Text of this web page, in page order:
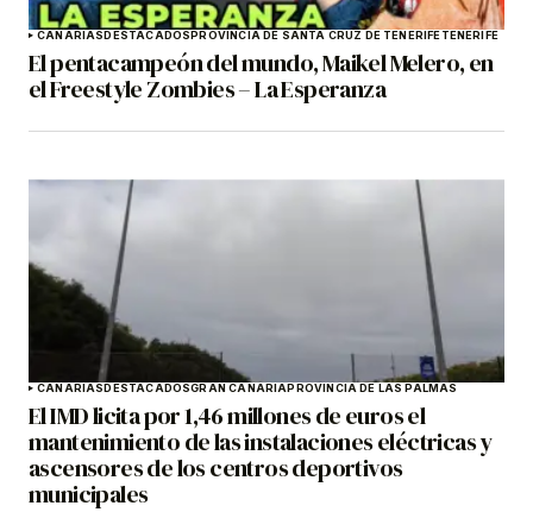
CANARIASDESTACADOSPROVINCIA DE SANTA CRUZ DE TENERIFETENERIFE
El pentacampeón del mundo, Maikel Melero, en
el Freestyle Zombies – La Esperanza
CANARIASDESTACADOSGRAN CANARIAPROVINCIA DE LAS PALMAS
El IMD licita por 1,46 millones de euros el
mantenimiento de las instalaciones eléctricas y
ascensores de los centros deportivos
municipales